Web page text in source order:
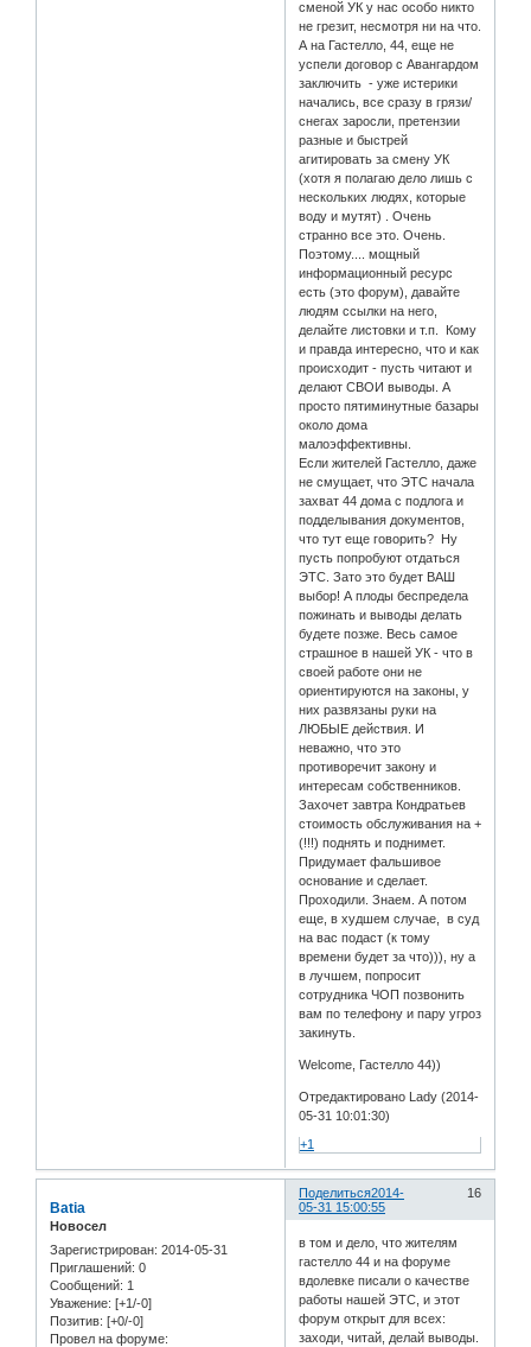
сменой УК у нас особо никто
не грезит, несмотря ни на что.
А на Гастелло, 44, еще не
успели договор с Авангардом
заключить - уже истерики
начались, все сразу в грязи/
снегах заросли, претензии
разные и быстрей
агитировать за смену УК
(хотя я полагаю дело лишь с
нескольких людях, которые
воду и мутят) . Очень
странно все это. Очень.
Поэтому.... мощный
информационный ресурс
есть (это форум), давайте
людям ссылки на него,
делайте листовки и т.п. Кому
и правда интересно, что и как
происходит - пусть читают и
делают СВОИ выводы. А
просто пятиминутные базары
около дома
малоэффективны.
Если жителей Гастелло, даже
не смущает, что ЭТС начала
захват 44 дома с подлога и
подделывания документов,
что тут еще говорить? Ну
пусть попробуют отдаться
ЭТС. Зато это будет ВАШ
выбор! А плоды беспредела
пожинать и выводы делать
будете позже. Весь самое
страшное в нашей УК - что в
своей работе они не
ориентируются на законы, у
них развязаны руки на
ЛЮБЫЕ действия. И
неважно, что это
противоречит закону и
интересам собственников.
Захочет завтра Кондратьев
стоимость обслуживания на +
(!!!) поднять и поднимет.
Придумает фальшивое
основание и сделает.
Проходили. Знаем. А потом
еще, в худшем случае, в суд
на вас подаст (к тому
времени будет за что))), ну а
в лучшем, попросит
сотрудника ЧОП позвонить
вам по телефону и пару угроз
закинуть.
Welcome, Гастелло 44))
Отредактировано Lady (2014-
05-31 10:01:30)
+1
Поделиться 16
2014-
05-31 15:00:55
Batia
Новосел
Зарегистрирован: 2014-05-31
Приглашений: 0
Сообщений: 1
Уважение: [+1/-0]
Позитив: [+0/-0]
Провел на форуме:
в том и дело, что жителям
гастелло 44 и на форуме
вдолевке писали о качестве
работы нашей ЭТС, и этот
форум открыт для всех:
заходи, читай, делай выводы.